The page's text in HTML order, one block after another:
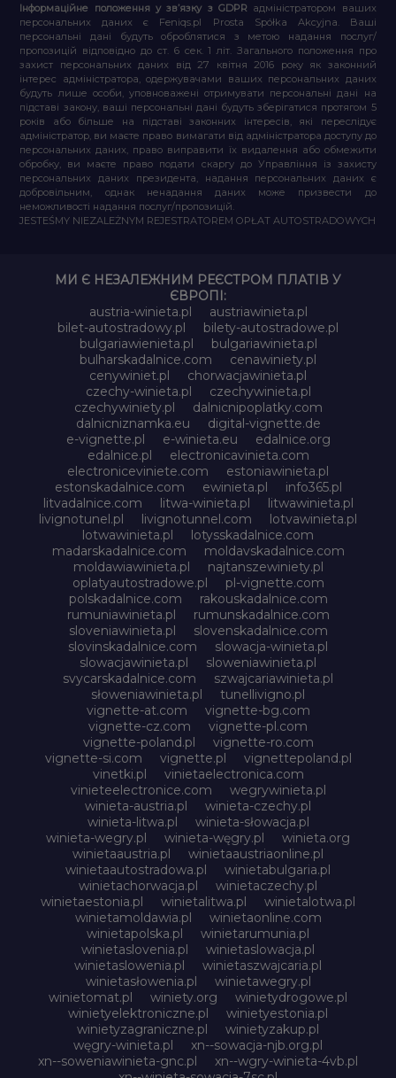
Інформаційне положення у зв’язку з GDPR адміністратором ваших
персональних даних є Feniqs.pl Prosta Spółka Akcyjna. Ваші
персональні дані будуть оброблятися з метою надання послуг/
пропозицій відповідно до ст. 6 сек. 1 літ. Загального положення про
захист персональних даних від 27 квітня 2016 року як законний
інтерес адміністратора, одержувачами ваших персональних даних
будуть лише особи, уповноважені отримувати персональні дані на
підставі закону, ваші персональні дані будуть зберігатися протягом 5
років або більше на підставі законних інтересів, які переслідує
адміністратор, ви маєте право вимагати від адміністратора доступу до
персональних даних, право виправити їх видалення або обмежити
обробку, ви маєте право подати скаргу до Управління із захисту
персональних даних президента, надання персональних даних є
добровільним, однак ненадання даних може призвести до
неможливості надання послуг/пропозицій.
JESTEŚMY NIEZALEŻNYM REJESTRATOREM OPŁAT AUTOSTRADOWYCH
МИ Є НЕЗАЛЕЖНИМ РЕЄСТРОМ ПЛАТІВ У
ЄВРОПІ:
austria-winieta.pl
austriawinieta.pl
bilet-autostradowy.pl
bilety-autostradowe.pl
bulgariawienieta.pl
bulgariawinieta.pl
bulharskadalnice.com
cenawiniety.pl
cenywiniet.pl
chorwacjawinieta.pl
czechy-winieta.pl
czechywinieta.pl
czechywiniety.pl
dalnicnipoplatky.com
dalnicniznamka.eu
digital-vignette.de
e-vignette.pl
e-winieta.eu
edalnice.org
edalnice.pl
electronicavinieta.com
electroniceviniete.com
estoniawinieta.pl
estonskadalnice.com
ewinieta.pl
info365.pl
litvadalnice.com
litwa-winieta.pl
litwawinieta.pl
livignotunel.pl
livignotunnel.com
lotvawinieta.pl
lotwawinieta.pl
lotysskadalnice.com
madarskadalnice.com
moldavskadalnice.com
moldawiawinieta.pl
najtanszewiniety.pl
oplatyautostradowe.pl
pl-vignette.com
polskadalnice.com
rakouskadalnice.com
rumuniawinieta.pl
rumunskadalnice.com
sloveniawinieta.pl
slovenskadalnice.com
slovinskadalnice.com
slowacja-winieta.pl
slowacjawinieta.pl
sloweniawinieta.pl
svycarskadalnice.com
szwajcariawinieta.pl
słoweniawinieta.pl
tunellivigno.pl
vignette-at.com
vignette-bg.com
vignette-cz.com
vignette-pl.com
vignette-poland.pl
vignette-ro.com
vignette-si.com
vignette.pl
vignettepoland.pl
vinetki.pl
vinietaelectronica.com
vinieteelectronice.com
wegrywinieta.pl
winieta-austria.pl
winieta-czechy.pl
winieta-litwa.pl
winieta-słowacja.pl
winieta-wegry.pl
winieta-węgry.pl
winieta.org
winietaaustria.pl
winietaaustriaonline.pl
winietaautostradowa.pl
winietabulgaria.pl
winietachorwacja.pl
winietaczechy.pl
winietaestonia.pl
winietalitwa.pl
winietalotwa.pl
winietamoldawia.pl
winietaonline.com
winietapolska.pl
winietarumunia.pl
winietaslovenia.pl
winietaslowacja.pl
winietaslowenia.pl
winietaszwajcaria.pl
winietasłowenia.pl
winietawegry.pl
winietomat.pl
winiety.org
winietydrogowe.pl
winietyelektroniczne.pl
winietyestonia.pl
winietyzagraniczne.pl
winietyzakup.pl
węgry-winieta.pl
xn--sowacja-njb.org.pl
xn--soweniawinieta-gnc.pl
xn--wgry-winieta-4vb.pl